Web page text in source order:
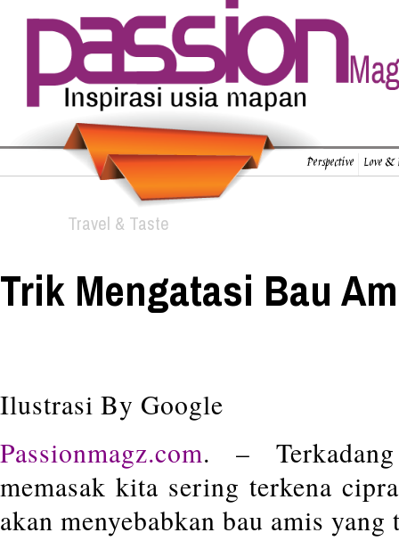
Perspective Love
Travel & Taste
Trik Mengatasi Bau
Ilustrasi By Google
Passionmagz.com. –
memasak kita sering terkena
akan menyebabkan bau amis